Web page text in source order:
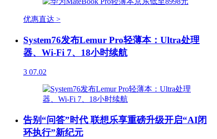
优惠直达 >
System76发布Lemur Pro轻薄本：Ultra处理
器、Wi-Fi 7、18小时续航
3 07.02
告别“问答”时代 联想乐享重磅升级开启“AI闭
环执行”新纪元